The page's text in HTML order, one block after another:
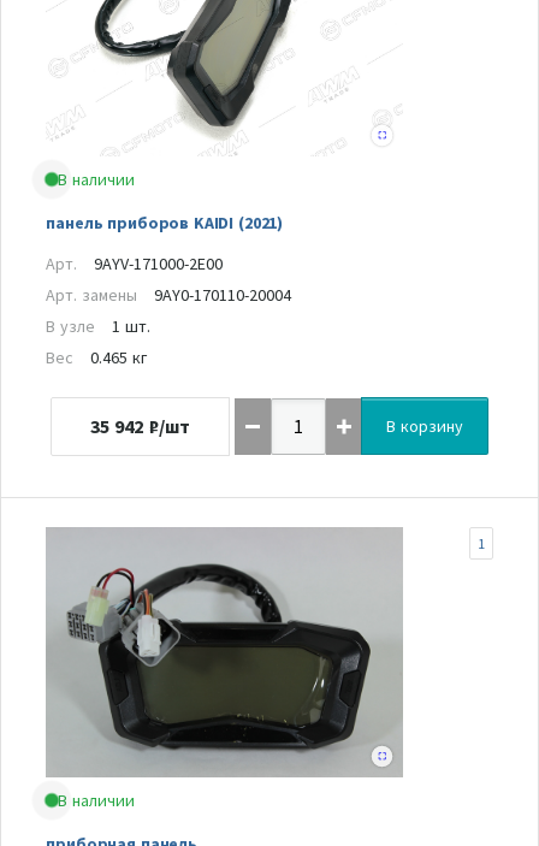
В наличии
панель приборов KAIDI (2021)
Арт.
9AYV-171000-2E00
Арт. замены
9AY0-170110-20004
В узле
1 шт.
Вес
0.465 кг
35 942 ₽/шт В корзину
В наличии
1